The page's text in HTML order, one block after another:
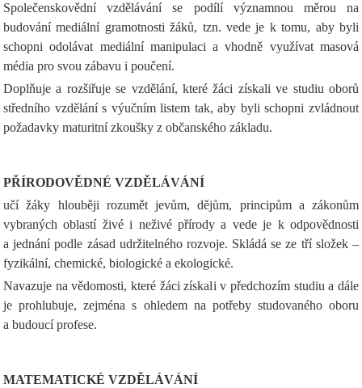
Společenskovědní vzdělávání se podílí významnou měrou na
budování mediální gramotnosti žáků, tzn. vede je k tomu, aby byli
schopni odolávat mediální manipulaci a vhodně využívat masová
média pro svou zábavu i poučení.
Doplňuje a rozšiřuje se vzdělání, které žáci získali ve studiu oborů
středního vzdělání s výučním listem tak, aby byli schopni zvládnout
požadavky maturitní zkoušky z občanského základu.
PŘÍRODOVĚDNÉ VZDĚLÁVÁNÍ
učí žáky hlouběji rozumět jevům, dějům, principům a zákonům
vybraných oblastí živé i neživé přírody a vede je k odpovědnosti
a jednání podle zásad udržitelného rozvoje. Skládá se ze tří složek –
fyzikální, chemické, biologické a ekologické.
Navazuje na vědomosti, které žáci získali v předchozím studiu a dále
je prohlubuje, zejména s ohledem na potřeby studovaného oboru
a budoucí profese.
MATEMATICKÉ VZDĚLÁVÁNÍ